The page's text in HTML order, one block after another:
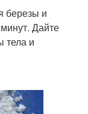
березы и
Дайте
тела и